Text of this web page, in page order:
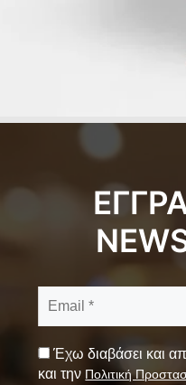
Έχω διαβάσει και
και την Πολιτική